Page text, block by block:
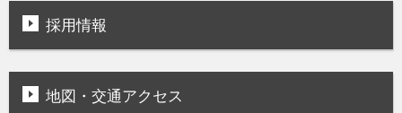
採用情報
地図・交通アクセス